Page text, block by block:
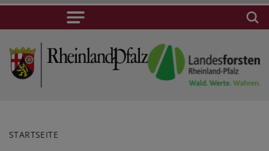
STARTSEITE